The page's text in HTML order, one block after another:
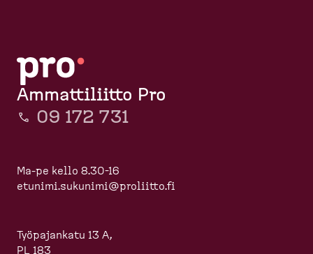
Ammattiliitto Pro
09 172 731
Ma-pe kello 8.30-16
etunimi.sukunimi@proliitto.fi
Työpajankatu 13 A,
PL 183